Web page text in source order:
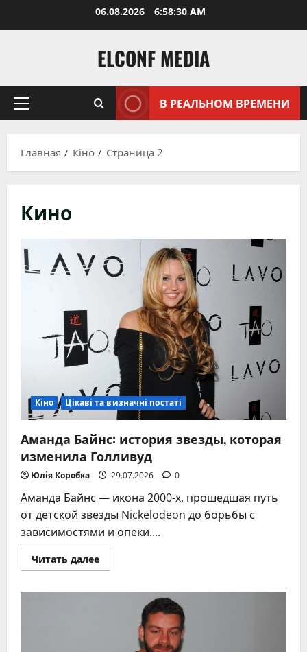
06.08.2026 6:58:31 AM
ELCONF MEDIA
Основное
В РЕАЛЬНОМ ВРЕМЕНИ
Главная Кіно Страница 2
Кино
Кіно Цікаві та визначні постаті
Аманда Байнс: история звезды, которая
изменила Голливуд
Юлія Коробка 29.07.2026 0
Аманда Байнс — икона 2000-х, прошедшая путь
от детской звезды Nickelodeon до борьбы с
зависимостями и опеки....
Читать далееПрочитать
больше
которая
изменила
Голливуд